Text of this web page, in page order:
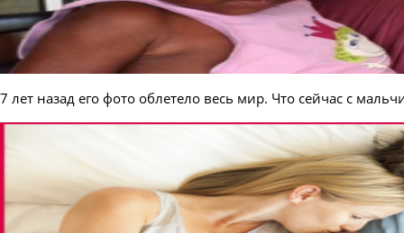
7 лет назад его фото облетело весь мир. Что сейчас с